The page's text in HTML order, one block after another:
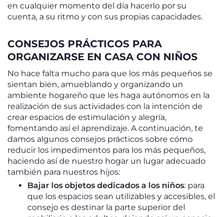
en cualquier momento del día hacerlo por su
cuenta, a su ritmo y con sus propias capacidades.
CONSEJOS PRÁCTICOS PARA
ORGANIZARSE EN CASA CON NIÑOS
No hace falta mucho para que los más pequeños se
sientan bien, amueblando y organizando un
ambiente hogareño que les haga autónomos en la
realización de sus actividades con la intención de
crear espacios de estimulación y alegría,
fomentando así el aprendizaje. A continuación, te
damos algunos consejos prácticos sobre cómo
reducir los impedimentos para los más pequeños,
haciendo así de nuestro hogar un lugar adecuado
también para nuestros hijos:
Bajar los objetos dedicados a los niños: para
que los espacios sean utilizables y accesibles, el
consejo es destinar la parte superior del